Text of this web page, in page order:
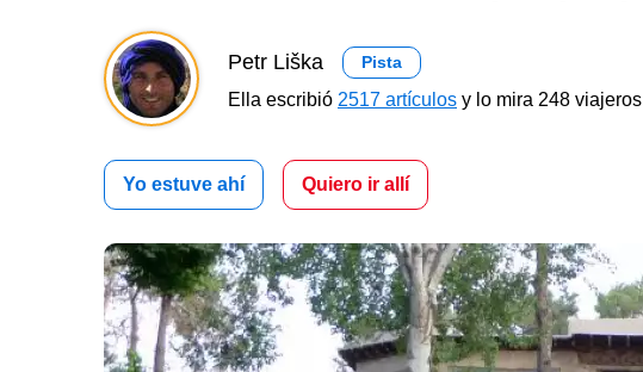
Petr Liška Pista
Ella escribió 2517 artículos y lo mira 248 viajeros
Yo estuve ahí Quiero ir allí